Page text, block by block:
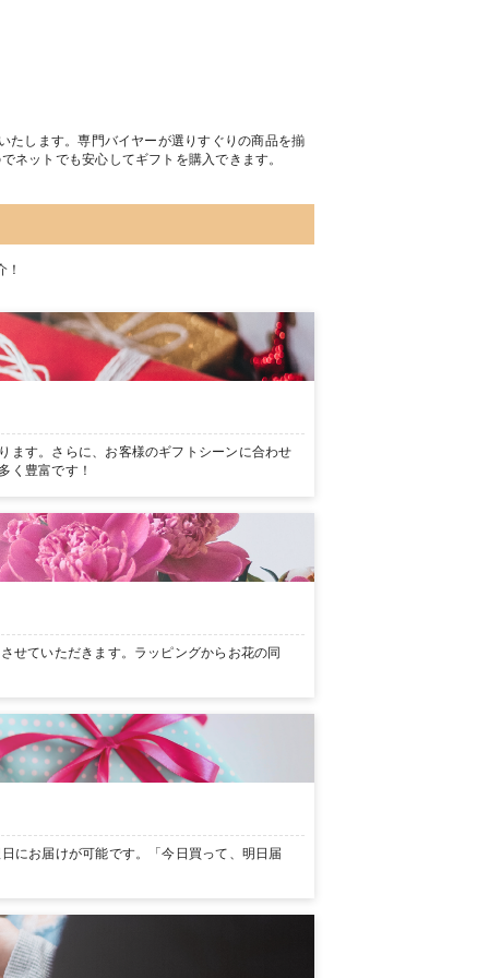
たします。専門バイヤーが選りすぐりの商品を揃
ネットでも安心してギフトを購入できます。
ます。さらに、お客様のギフトシーンに合わせ
く豊富です！
せていただきます。ラッピングからお花の同
にお届けが可能です。「今日買って、明日届